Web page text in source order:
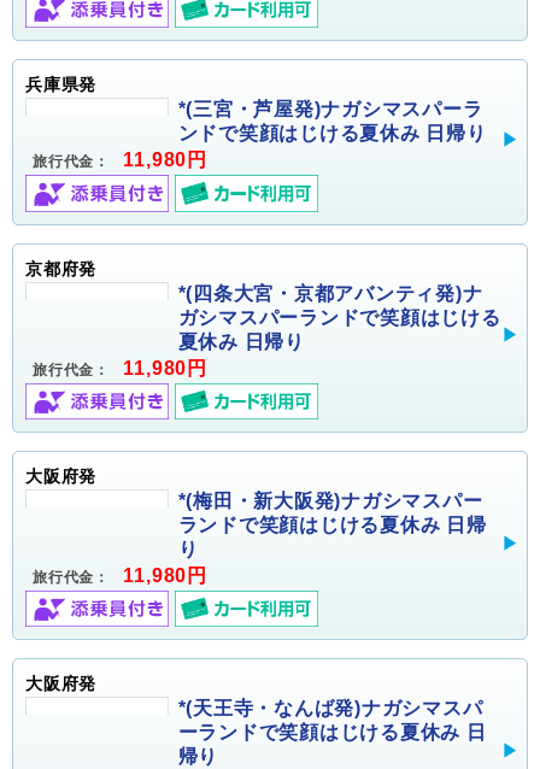
兵庫県発
*(三宮・芦屋発)ナガシマスパーラ
ンドで笑顔はじける夏休み 日帰り
旅行代金： 11,980円
京都府発
*(四条大宮・京都アバンティ発)ナ
ガシマスパーランドで笑顔はじける
夏休み 日帰り
旅行代金： 11,980円
大阪府発
*(梅田・新大阪発)ナガシマスパー
ランドで笑顔はじける夏休み 日帰
り
旅行代金： 11,980円
大阪府発
*(天王寺・なんば発)ナガシマスパ
ーランドで笑顔はじける夏休み 日
帰り